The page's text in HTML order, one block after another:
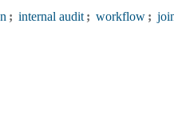
; internal audit ; workflow ;